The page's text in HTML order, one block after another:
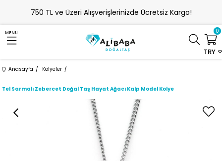
750 TL ve Üzeri Alışverişlerinizde Ücretsiz Kargo!
MENU
TRY
0
Anasayfa Kolyeler
Tel Sarmalı Zebercet Doğal Taş Hayat Ağacı Kalp Model Kolye